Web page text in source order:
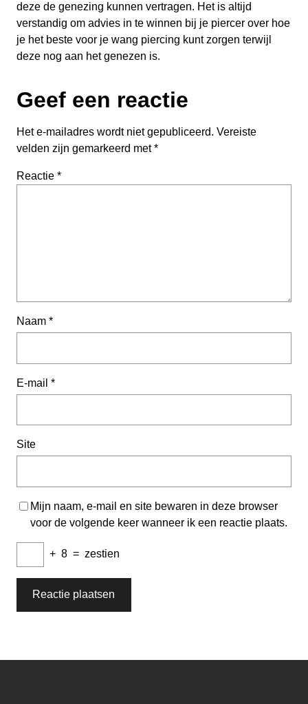
deze de genezing kunnen vertragen. Het is altijd
verstandig om advies in te winnen bij je piercer over hoe
je het beste voor je wang piercing kunt zorgen terwijl
deze nog aan het genezen is.
Geef een reactie
Het e-mailadres wordt niet gepubliceerd. Vereiste
velden zijn gemarkeerd met*
Reactie *
Naam *
E-mail *
Site
Mijn naam, e-mail en site bewaren in deze browser
voor de volgende keer wanneer ik een reactie plaats.
+ 8 = zestien